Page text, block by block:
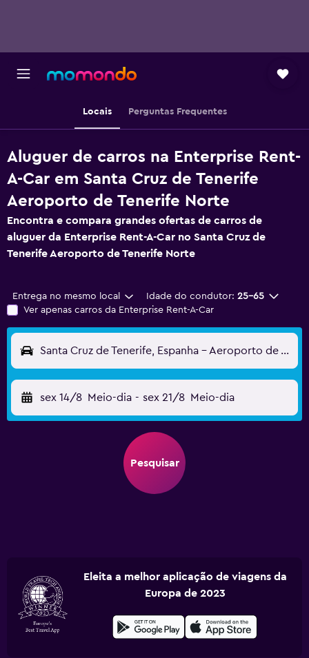
Locais Perguntas Frequentes
Aluguer de carros na Enterprise Rent-
A-Car em Santa Cruz de Tenerife
Aeroporto de Tenerife Norte
Encontra e compara grandes ofertas de carros de
aluguer da Enterprise Rent-A-Car no Santa Cruz de
Tenerife Aeroporto de Tenerife Norte
Entrega no mesmo local Idade do condutor: 25-65
Ver apenas carros da Enterprise Rent-A-Car
Santa Cruz de Tenerife, Espanha - Aeroporto de Tenerife Norte (TFN)
sex 14/8 Meio-dia - sex 21/8 Meio-dia
Pesquisar
Eleita a melhor aplicação de viagens da
Europa de 2023